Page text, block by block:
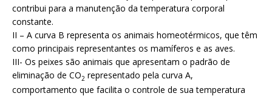
contribui para a manutenção da temperatura corporal
constante.
II – A curva B representa os animais homeotérmicos, que têm
como principais representantes os mamíferos e as aves.
III- Os peixes são animais que apresentam o padrão de
eliminação de CO2 representado pela curva A,
comportamento que facilita o controle de sua temperatura